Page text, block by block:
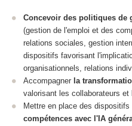
Concevoir des politiques de
(gestion de l'emploi et des
relations sociales, gestion
dispositifs favorisant
organisationnels, relations
Accompagner la
valorisant les collaborateurs
Mettre en place des dispositifs
compétences avec l'IA